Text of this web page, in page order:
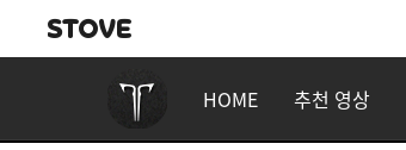
HOME 추천 영상